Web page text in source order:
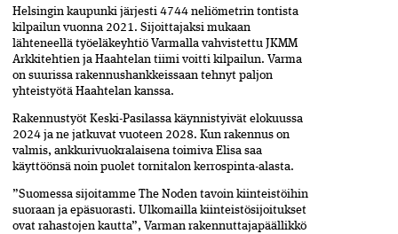
Helsingin kaupunki järjesti 4744 neliömetrin tontista
kilpailun vuonna 2021. Sijoittajaksi mukaan
lähteneellä työeläkeyhtiö Varmalla vahvistettu JKMM
Arkkitehtien ja Haahtelan tiimi voitti kilpailun. Varma
on suurissa rakennushankkeissaan tehnyt paljon
yhteistyötä Haahtelan kanssa.
Rakennustyöt Keski-Pasilassa käynnistyivät elokuussa
2024 ja ne jatkuvat vuoteen 2028. Kun rakennus on
valmis, ankkurivuokralaisena toimiva Elisa saa
käyttöönsä noin puolet tornitalon kerrospinta-alasta.
”Suomessa sijoitamme The Noden tavoin kiinteistöihin
suoraan ja epäsuorasti. Ulkomailla kiinteistö­sijoitukset
ovat rahastojen kautta”, Varman rakennuttajapäällikkö